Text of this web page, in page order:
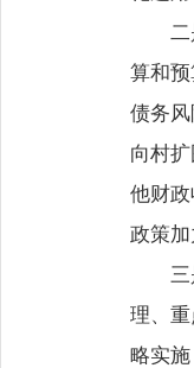
算和
债务
向村
他财
政策加
理、
略实